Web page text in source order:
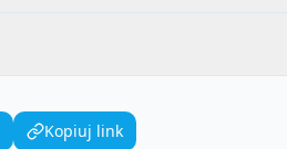
Kopiuj link